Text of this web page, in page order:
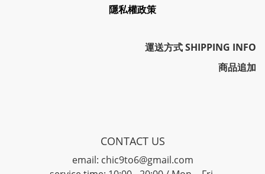
隱私權政策
運送方式 SHIPPING INFO
商品追加
CONTACT US
email: chic9to6@gmail.com